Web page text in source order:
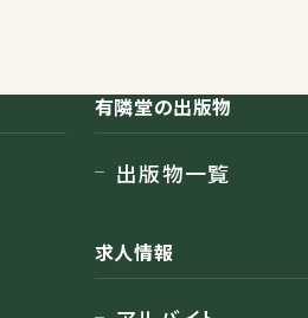
有隣堂の出版物
出版物一覧
求人情報